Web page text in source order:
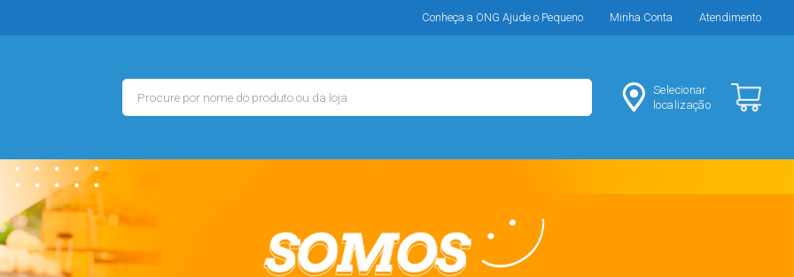
Conheça a ONG Ajude o Pequeno Minha Conta Atendimento
Selecionar
localização